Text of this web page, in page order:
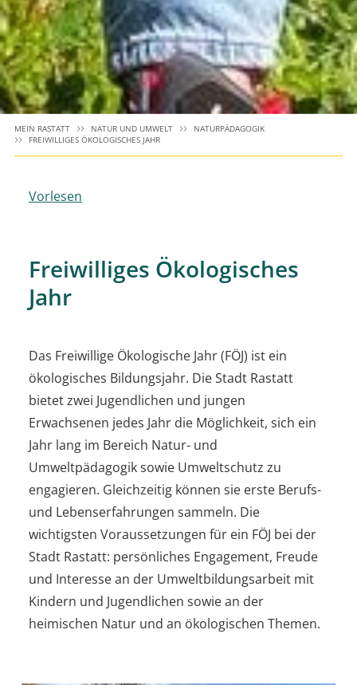
MEIN RASTATT NATUR UND UMWELT
NATURPÄDAGOGIK
FREIWILLIGES ÖKOLOGISCHES JAHR
Vorlesen
Freiwilliges Ökologisches
Jahr
Das Freiwillige Ökologische Jahr (FÖJ) ist ein
ökologisches Bildungsjahr. Die Stadt Rastatt
bietet zwei Jugendlichen und jungen
Erwachsenen jedes Jahr die Möglichkeit, sich ein
Jahr lang im Bereich Natur- und
Umweltpädagogik sowie Umweltschutz zu
engagieren. Gleichzeitig können sie erste Berufs-
und Lebenserfahrungen sammeln. Die
wichtigsten Voraussetzungen für ein FÖJ bei der
Stadt Rastatt: persönliches Engagement, Freude
und Interesse an der Umweltbildungsarbeit mit
Kindern und Jugendlichen sowie an der
heimischen Natur und an ökologischen Themen.